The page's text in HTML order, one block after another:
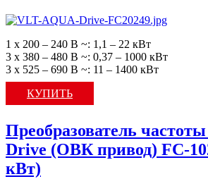
1 х 200 – 240 В ~: 1,1 – 22 кВт
3 х 380 – 480 В ~: 0,37 – 1000 кВт
3 х 525 – 690 В ~: 11 – 1400 кВт
КУПИТЬ
Преобразователь
Drive (ОВК привод) FC-
кВт)